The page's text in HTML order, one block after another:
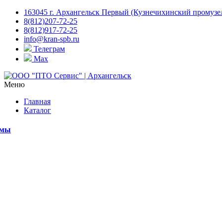
163045 г. Архангельск Первый (Кузнечихинский
8(812)207-72-25
8(812)917-72-25
info@kran-spb.ru
Телеграм
Max
Меню
Главная
Каталог